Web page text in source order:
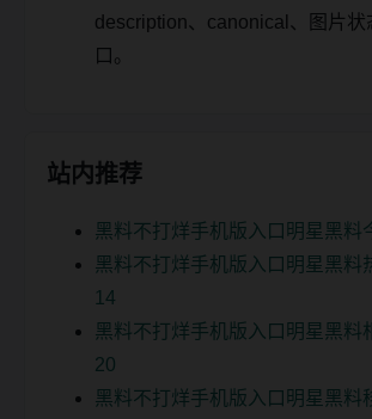
description、canonical、图片状
口。
站内推荐
黑料不打烊手机版入口明星黑料
黑料不打烊手机版入口明星黑料
14
黑料不打烊手机版入口明星黑料
20
黑料不打烊手机版入口明星黑料